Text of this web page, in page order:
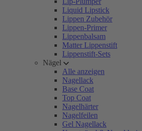
Liquid Lipstick
Lippen Zubehör
Lippen-Primer
Lippenbalsam
Matter Lippenstift
Lippenstift-Sets
Nägel
Alle anzeigen
Nagellack
Base Coat
Top Coat
Nagelhärter
Nagelfeilen
Gel Nagellack